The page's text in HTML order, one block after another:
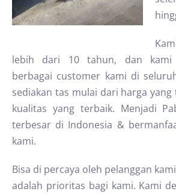
lebih dari 10 tahun, dan kami
berbagai customer kami di
sediakan tas mulai dari harga
kualitas yang terbaik. Menjadi
terbesar di Indonesia &
kami.
Bisa di percaya oleh pelanggan
adalah prioritas bagi kami. Kami